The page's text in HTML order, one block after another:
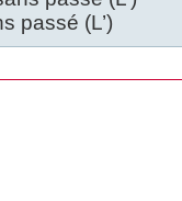
passé (L’)